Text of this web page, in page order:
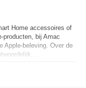
Home accessoires of
producten, bij Amac
Apple-beleving. Over de